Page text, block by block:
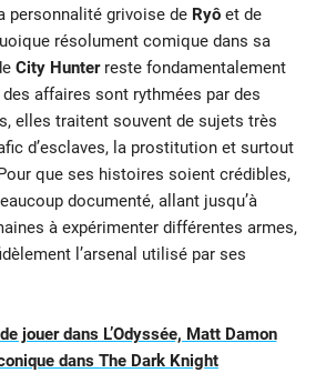
personnalité grivoise de Ryô et de
résolument comique dans sa
City Hunterreste fondamentalement
affaires sont rythmées par des
elles traitent souvent de sujets très
d’esclaves, la prostitution et surtout
que ses histoires soient crédibles,
documenté, allant jusqu’à
à expérimenter différentes armes,
l’arsenal utilisé par ses
jouer dans L’Odyssée, Matt Damon
dans The Dark Knight